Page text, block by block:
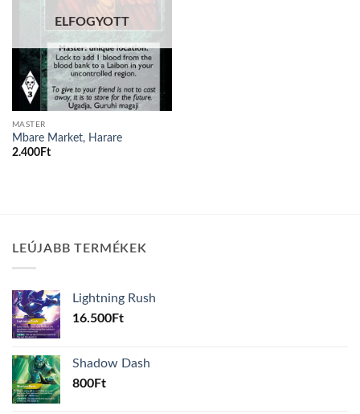
ELFOGYOTT
MASTER
Mbare Market, Harare
2.400Ft
LEÚJABB TERMÉKEK
Lightning Rush
16.500Ft
Shadow Dash
800Ft